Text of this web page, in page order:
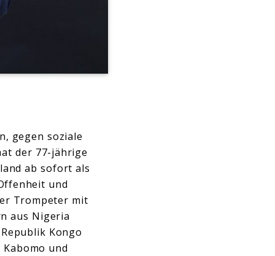
gegen soziale
der 77-jährige
ab sofort als
und
Trompeter mit
aus Nigeria
Kongo
und